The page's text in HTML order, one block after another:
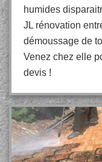
humides
JL rénovation
démoussage de
Venez chez elle
devis !